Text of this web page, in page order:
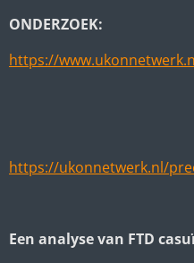
ONDERZOEK:
https://
https://ukonnetwerk.nl/
Een analyse van FTD